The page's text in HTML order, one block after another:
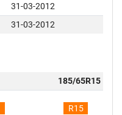
31-03-2012
31-03-2012
185/65R15
R15